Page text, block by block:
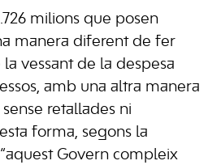
milions que posen
manera diferent de fer
vessant de la despesa
amb una altra manera
retallades ni
forma, segons la
Govern compleix